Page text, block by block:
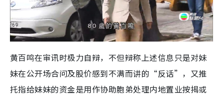
黄百鸣在审讯时极力自辩，不但辩称上述信息只是对妹
妹在公开场合问及股价感到不满而讲的“反话”，又推
托指给妹妹的资金是用作协助胞弟处理内地置业按揭或